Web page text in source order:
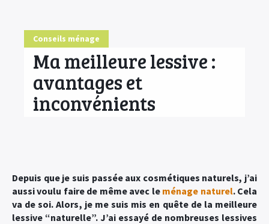
Conseils ménage
Ma meilleure lessive :
avantages et
inconvénients
Depuis que je suis passée aux cosmétiques naturels, j’ai
aussi voulu faire de même avec le ménage naturel. Cela
va de soi. Alors, je me suis mis en quête de la meilleure
lessive “naturelle”. J’ai essayé de nombreuses lessives
COMMENCER ICI